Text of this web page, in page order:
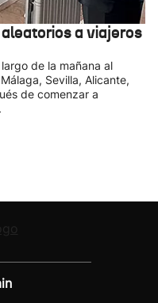
a viajeros
de la mañana al
Sevilla, Alicante,
de comenzar a